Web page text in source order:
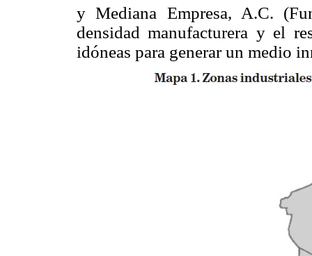
y Mediana Empresa, A.C.
densidad manufacturera y el
idóneas para generar un medio